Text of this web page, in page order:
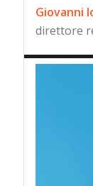
Giovanni
direttore